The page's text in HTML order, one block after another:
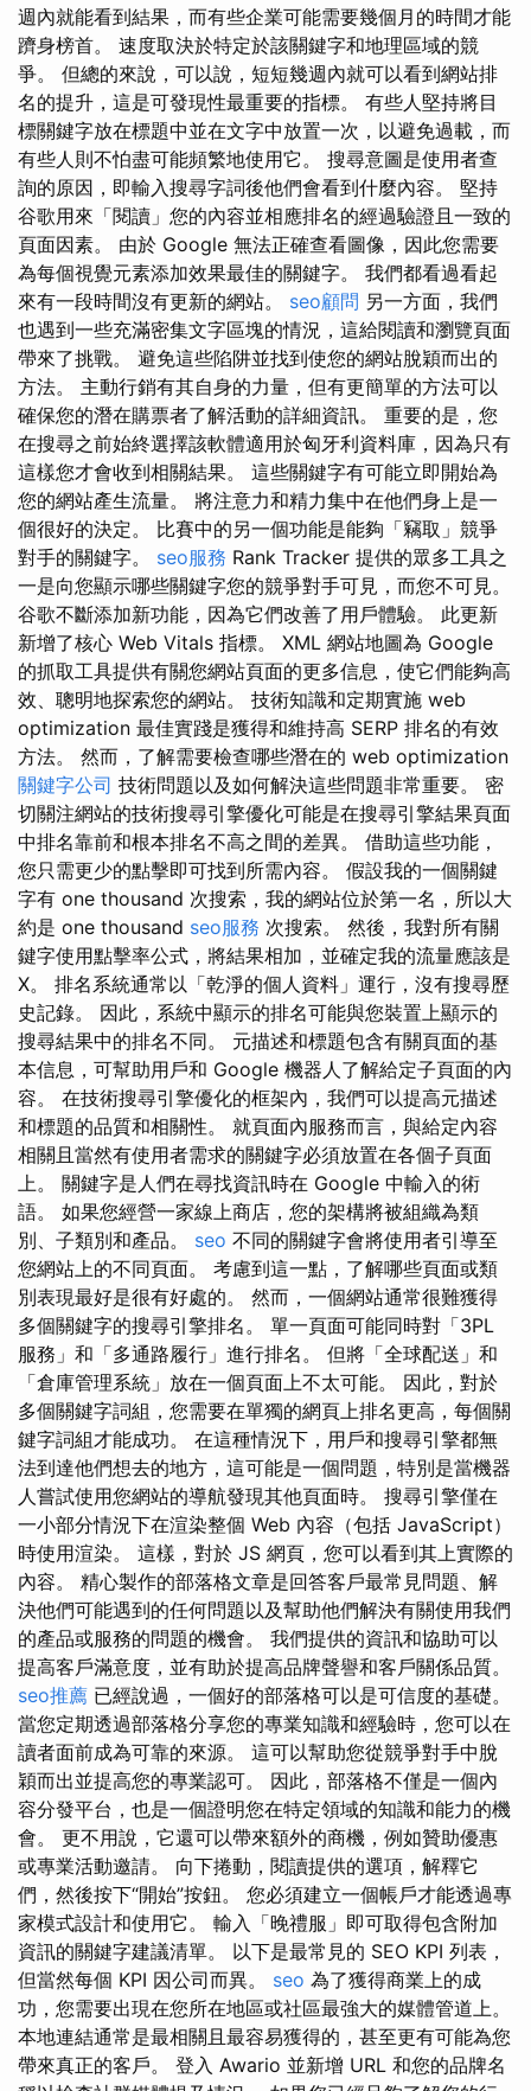
週內就能看到結果，而有些企業可能需要幾個月的時間才能
躋身榜首。 速度取決於特定於該關鍵字和地理區域的競
爭。 但總的來說，可以說，短短幾週內就可以看到網站排
名的提升，這是可發現性最重要的指標。 有些人堅持將目
標關鍵字放在標題中並在文字中放置一次，以避免過載，而
有些人則不怕盡可能頻繁地使用它。 搜尋意圖是使用者查
詢的原因，即輸入搜尋字詞後他們會看到什麼內容。 堅持
谷歌用來「閱讀」您的內容並相應排名的經過驗證且一致的
頁面因素。 由於 Google 無法正確查看圖像，因此您需要
為每個視覺元素添加效果最佳的關鍵字。 我們都看過看起
來有一段時間沒有更新的網站。 seo顧問 另一方面，我們
也遇到一些充滿密集文字區塊的情況，這給閱讀和瀏覽頁面
帶來了挑戰。 避免這些陷阱並找到使您的網站脫穎而出的
方法。 主動行銷有其自身的力量，但有更簡單的方法可以
確保您的潛在購票者了解活動的詳細資訊。 重要的是，您
在搜尋之前始終選擇該軟體適用於匈牙利資料庫，因為只有
這樣您才會收到相關結果。 這些關鍵字有可能立即開始為
您的網站產生流量。 將注意力和精力集中在他們身上是一
個很好的決定。 比賽中的另一個功能是能夠「竊取」競爭
對手的關鍵字。 seo服務 Rank Tracker 提供的眾多工具之
一是向您顯示哪些關鍵字您的競爭對手可見，而您不可見。
谷歌不斷添加新功能，因為它們改善了用戶體驗。 此更新
新增了核心 Web Vitals 指標。 XML 網站地圖為 Google
的抓取工具提供有關您網站頁面的更多信息，使它們能夠高
效、聰明地探索您的網站。 技術知識和定期實施 web
optimization 最佳實踐是獲得和維持高 SERP 排名的有效
方法。 然而，了解需要檢查哪些潛在的 web optimization
關鍵字公司 技術問題以及如何解決這些問題非常重要。 密
切關注網站的技術搜尋引擎優化可能是在搜尋引擎結果頁面
中排名靠前和根本排名不高之間的差異。 借助這些功能，
您只需更少的點擊即可找到所需內容。 假設我的一個關鍵
字有 one thousand 次搜索，我的網站位於第一名，所以大
約是 one thousand seo服務 次搜索。 然後，我對所有關
鍵字使用點擊率公式，將結果相加，並確定我的流量應該是
X。 排名系統通常以「乾淨的個人資料」運行，沒有搜尋歷
史記錄。 因此，系統中顯示的排名可能與您裝置上顯示的
搜尋結果中的排名不同。 元描述和標題包含有關頁面的基
本信息，可幫助用戶和 Google 機器人了解給定子頁面的內
容。 在技​​術搜尋引擎優化的框架內，我們可以提高元描述
和標題的品質和相關性。 就頁面內服務而言，與給定內容
相關且當然有使用者需求的關鍵字必須放置在各個子頁面
上。 關鍵字是人們在尋找資訊時在 Google 中輸入的術
語。 如果您經營一家線上商店，您的架構將被組織為類
別、子類別和產品。 seo 不同的關鍵字會將使用者引導至
您網站上的不同頁面。 考慮到這一點，了解哪些頁面或類
別表現最好是很有好處的。 然而，一個網站通常很難獲得
多個關鍵字的搜尋引擎排名。 單一頁面可能同時對「3PL
服務」和「多通路履行」進行排名。 但將「全球配送」和
「倉庫管理系統」放在一個頁面上不太可能。 因此，對於
多個關鍵字詞組，您需要在單獨的網頁上排名更高，每個關
鍵字詞組才能成功。 在這種情況下，用戶和搜尋引擎都無
法到達他們想去的地方，這可能是一個問題，特別是當機器
人嘗試使用您網站的導航發現其他頁面時。 搜尋引擎僅在
一小部分情況下在渲染整個 Web 內容（包括 JavaScript）
時使用渲染。 這樣，對於 JS 網頁，您可以看到其上實際的
內容。 精心製作的部落格文章是回答客戶最常見問題、解
決他們可能遇到的任何問題以及幫助他們解決有關使用我們
的產品或服務的問題的機會。 我們提供的資訊和協助可以
提高客戶滿意度，並有助於提高品牌聲譽和客戶關係品質。
seo推薦 已經說過，一個好的部落格可以是可信度的基礎。
當您定期透過部落格分享您的專業知識和經驗時，您可以在
讀者面前成為可靠的來源。 這可以幫助您從競爭對手中脫
穎而出並提高您的專業認可。 因此，部落格不僅是一個內
容分發平台，也是一個證明您在特定領域的知識和能力的機
會。 更不用說，它還可以帶來額外的商機，例如贊助優惠
或專業活動邀請。 向下捲動，閱讀提供的選項，解釋它
們，然後按下“開始”按鈕。 您必須建立一個帳戶才能透過專
家模式設計和使用它。 輸入「晚禮服」即可取得包含附加
資訊的關鍵字建議清單。 以下是最常見的 SEO KPI 列表，
但當然每個 KPI 因公司而異。 seo 為了獲得商業上的成
功，您需要出現在您所在地區或社區最強大的媒體管道上。
本地連結通常是最相關且最容易獲得的，甚至更有可能為您
帶來真正的客戶。 登入 Awario 並新增 URL 和您的品牌名